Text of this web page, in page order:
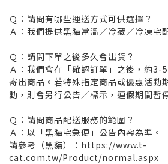
Ｑ：請問有哪些運送方式可供選擇？
Ａ：我們提供黑貓常溫／冷藏／冷凍宅
Ｑ：請問下單之後多久會出貨？
Ａ：我們會在「確認訂單」之後，約3-5
寄出商品。若特殊指定商品或優惠活動
動，則會另行公告／標示，連假期間暫
Ｑ：請問商品配送服務的範圍？
Ａ：以「黑貓宅急便」公告內容為準。
請參考（黑貓）：https://www.t-
cat.com.tw/Product/normal.aspx